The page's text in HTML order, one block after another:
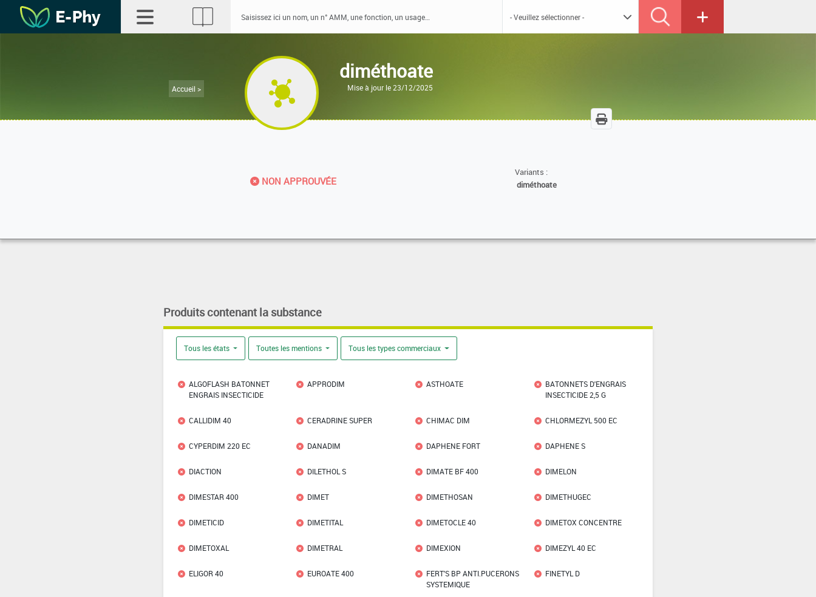
Accueil >
diméthoate
Mise à jour le 23/12/2025
NON APPROUVÉE
Variants :
diméthoate
Produits contenant la substance
Tous les états Toutes les mentions Tous les types commerciaux
ALGOFLASH BATONNET
ENGRAIS INSECTICIDE
APPRODIM ASTHOATE
BATONNETS D'ENGRAIS
INSECTICIDE 2,5 G
CALLIDIM 40 CERADRINE SUPER CHIMAC DIM CHLORMEZYL 500 EC
CYPERDIM 220 EC DANADIM DAPHENE FORT DAPHENE S
DIACTION DILETHOL S DIMATE BF 400 DIMELON
DIMESTAR 400 DIMET DIMETHOSAN DIMETHUGEC
DIMETICID DIMETITAL DIMETOCLE 40 DIMETOX CONCENTRE
DIMETOXAL DIMETRAL DIMEXION DIMEZYL 40 EC
ELIGOR 40 EUROATE 400
FERT'S BP ANTI.PUCERONS
SYSTEMIQUE
FINETYL D